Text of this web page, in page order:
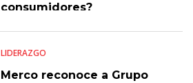
consumidores?
LIDERAZGO
Merco reconoce a Grupo